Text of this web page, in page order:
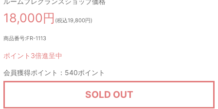
18,000円 (税込19,800円)
商品番号:FR-1113
ポイント3倍進呈中
会員獲得ポイント：540ポイント
SOLD OUT